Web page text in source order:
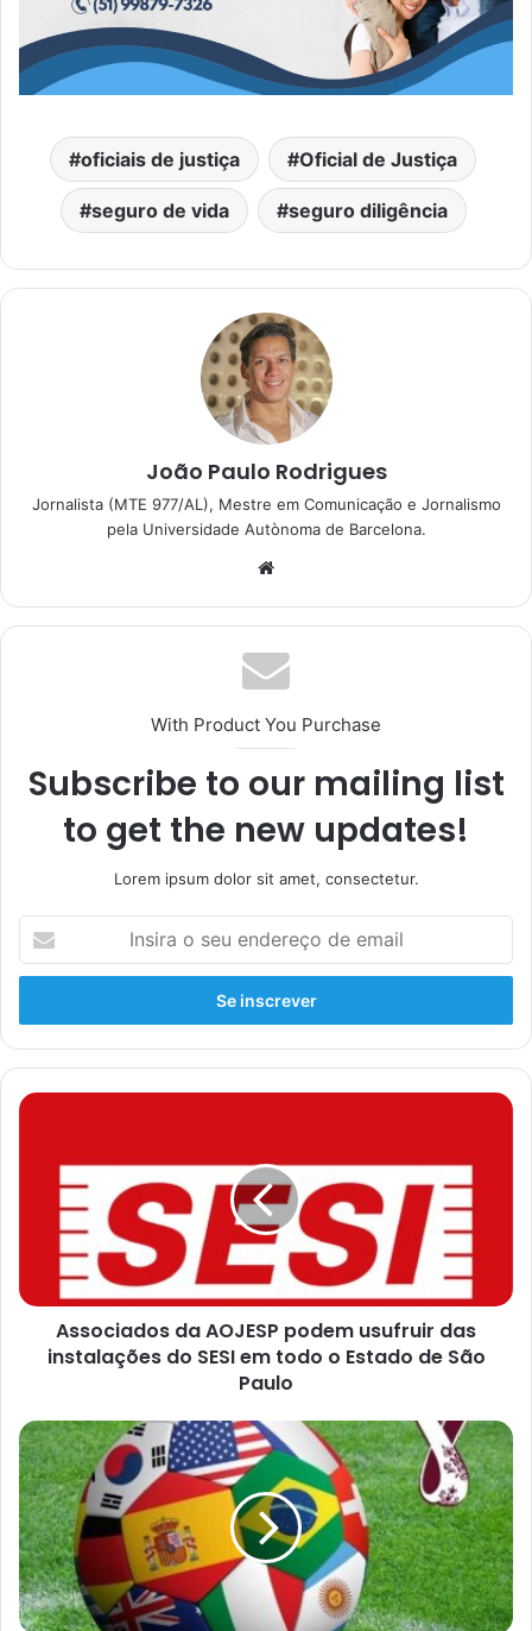
oficiais de justiça Oficial de Justiça
seguro de vida seguro diligência
João Paulo Rodrigues
Jornalista (MTE 977/AL), Mestre em Comunicação e Jornalismo
pela Universidade Autònoma de Barcelona.
With Product You Purchase
Subscribe to our mailing list
to get the new updates!
Lorem ipsum dolor sit amet, consectetur.
Associados da AOJESP podem usufruir das
instalações do SESI em todo o Estado de São
Paulo